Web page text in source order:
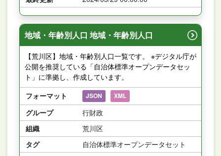
地域・年齢別人口 地域・年齢別人口
【荒川区】地域・年齢別人口一覧です。 ※デジタル庁が
公開を推奨している「自治体標準オープンデータセッ
ト」に準拠し、作成しています。
フォーマット
JSON XML
グループ
行財政
組織
荒川区
タグ
自治体標準オープンデータセット